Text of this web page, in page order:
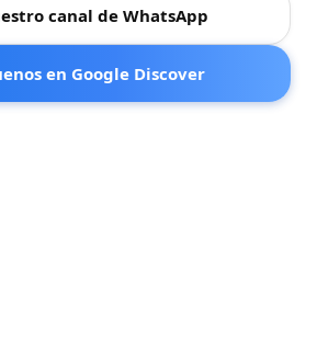
canal de WhatsApp
en Google Discover